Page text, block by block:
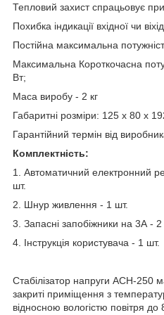
Тепловий захист спрацьовує
Похибка індикації вхідної чи
Постійна максимальна
Максимальна Короткочасна
Вт;
Маса виробу - 2 кг
Габаритні розміри: 125 х 80 х
Гарантійний термін від
Комплектність:
1. Автоматичний електронний
шт.
2. Шнур живлення - 1 шт.
3. Запасні запобіжники на 3А - 2
4. Інструкція користувача - 1 шт.
Стабілізатор напруги АСН-250
закриті приміщення з
відносною вологістю повітря до